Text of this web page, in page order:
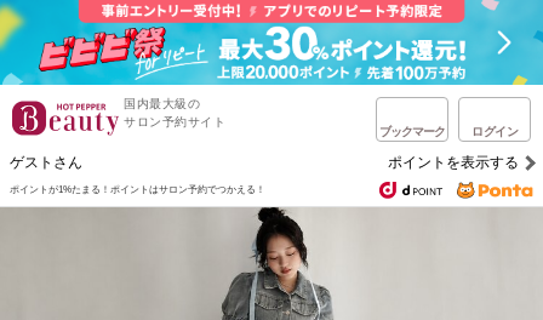
国内最大級の
サロン予約サイト
ブックマーク ログイン
ゲストさん ポイントを表示する
ポイントが1%たまる！ ポイントはサロン予約でつかえる！